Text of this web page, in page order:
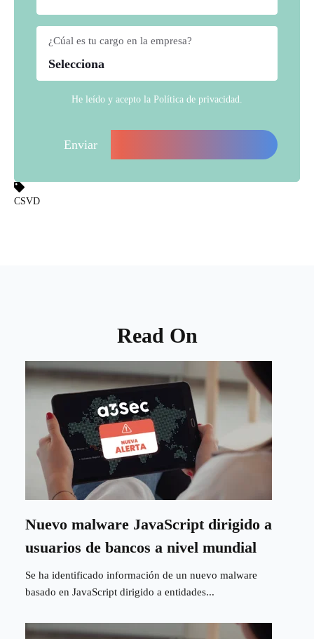
¿Cúal es tu cargo en la empresa?
He leído y acepto la Política de privacidad
CSVD
Read On
Nuevo malware JavaScript dirigido a
usuarios de bancos a nivel mundial
Se ha identificado información de un nuevo malware
basado en JavaScript dirigido a entidades...